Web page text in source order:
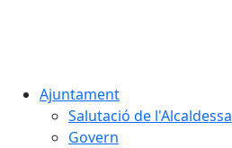
Ajuntament
Salutació de l'Alcaldessa
Govern